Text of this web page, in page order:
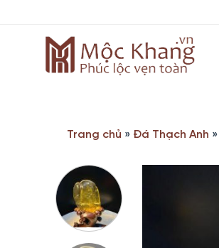
Trang chủ » Đá Thạch Anh »